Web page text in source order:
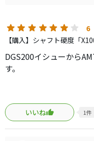
り過ぎる傾向あります
ます。tourB３３０S使
きセッティングなら止ま
ネガティブなところは価
ーによっては設定がない
今回は長く使いたいの
を使い、試打してきま
80台前半以上でラウン
を生かせると思います。
6
【購入】シャフト硬度「
DGS200イシューから
す。
DGS200はスタンダー
番手は重く（特に５I）
出ない）ので少し軽く
の症状です。
いいね
1件